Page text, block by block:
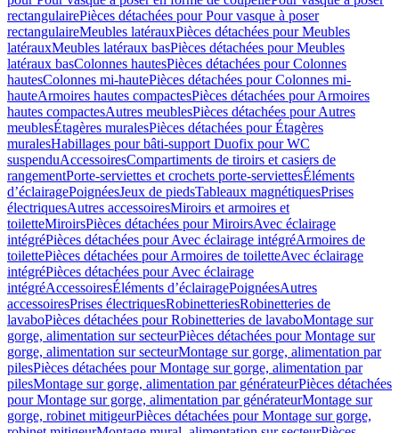
rectangulairePièces détachées pour Pour vasque à poser
rectangulaireMeubles latérauxPièces détachées pour Meubles
latérauxMeubles latéraux basPièces détachées pour Meubles
latéraux basColonnes hautesPièces détachées pour Colonnes
hautesColonnes mi-hautePièces détachées pour Colonnes mi-
hauteArmoires hautes compactesPièces détachées pour Armoires
hautes compactesAutres meublesPièces détachées pour Autres
meublesÉtagères muralesPièces détachées pour Étagères
muralesHabillages pour bâti-support Duofix pour WC
suspenduAccessoiresCompartiments de tiroirs et casiers de
rangementPorte-serviettes et crochets porte-serviettesÉléments
d’éclairagePoignéesJeux de piedsTableaux magnétiquesPrises
électriquesAutres accessoiresMiroirs et armoires et
toiletteMiroirsPièces détachées pour MiroirsAvec éclairage
intégréPièces détachées pour Avec éclairage intégréArmoires de
toilettePièces détachées pour Armoires de toiletteAvec éclairage
intégréPièces détachées pour Avec éclairage
intégréAccessoiresÉléments d’éclairagePoignéesAutres
accessoiresPrises électriquesRobinetteriesRobinetteries de
lavaboPièces détachées pour Robinetteries de lavaboMontage sur
gorge, alimentation sur secteurPièces détachées pour Montage sur
gorge, alimentation sur secteurMontage sur gorge, alimentation par
pilesPièces détachées pour Montage sur gorge, alimentation par
pilesMontage sur gorge, alimentation par générateurPièces détachées
pour Montage sur gorge, alimentation par générateurMontage sur
gorge, robinet mitigeurPièces détachées pour Montage sur gorge,